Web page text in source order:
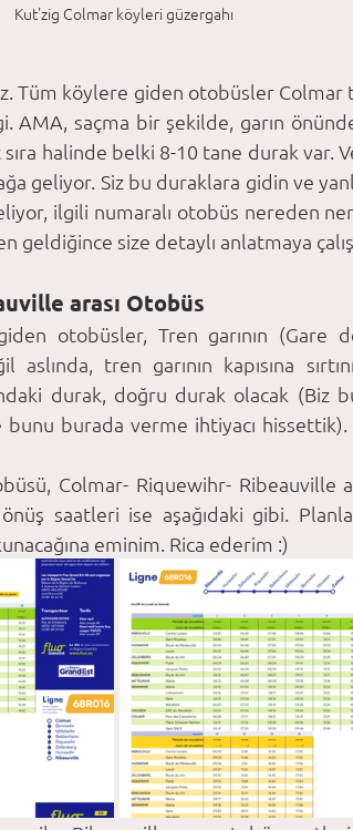
Kut'zig Colmar köyleri güzergahı
Tüm köylere giden otobüsler Colmar
AMA, saçma bir şekilde, garın
halinde belki 8-10 tane durak var.
geliyor. Siz bu duraklara gidin ve
ilgili numaralı otobüs nereden
geldiğince size detaylı anlatmaya
arası Otobüs
otobüsler, Tren garının (Gare
tren garının kapısına
durak, doğru durak olacak (Biz
bunu burada verme ihtiyacı
Colmar- Riquewihr- Ribeauville
saatleri ise aşağıdaki gibi.
eminim. Rica ederim :)